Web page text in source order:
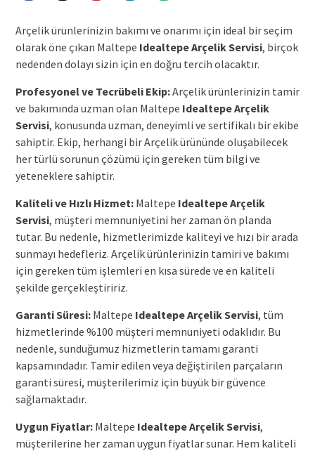
Arçelik ürünlerinizin bakımı ve onarımı için ideal bir seçim
olarak öne çıkan Maltepe Idealtepe Arçelik Servisi, birçok
nedenden dolayı sizin için en doğru tercih olacaktır.
Profesyonel ve Tecrübeli Ekip:Arçelik ürünlerinizin tamir
ve bakımında uzman olan Maltepe Idealtepe Arçelik
Servisi, konusunda uzman, deneyimli ve sertifikalı bir ekibe
sahiptir. Ekip, herhangi bir Arçelik ürününde oluşabilecek
her türlü sorunun çözümü için gereken tüm bilgi ve
yeteneklere sahiptir.
Kaliteli ve Hızlı Hizmet:Maltepe Idealtepe Arçelik
Servisi, müşteri memnuniyetini her zaman ön planda
tutar. Bu nedenle, hizmetlerimizde kaliteyi ve hızı bir arada
sunmayı hedefleriz. Arçelik ürünlerinizin tamiri ve bakımı
için gereken tüm işlemleri en kısa sürede ve en kaliteli
şekilde gerçekleştiririz.
Garanti Süresi:Maltepe Idealtepe Arçelik Servisi, tüm
hizmetlerinde %100 müşteri memnuniyeti odaklıdır. Bu
nedenle, sunduğumuz hizmetlerin tamamı garanti
kapsamındadır. Tamir edilen veya değiştirilen parçaların
garanti süresi, müşterilerimiz için büyük bir güvence
sağlamaktadır.
Uygun Fiyatlar:Maltepe Idealtepe Arçelik Servisi,
müşterilerine her zaman uygun fiyatlar sunar. Hem kaliteli